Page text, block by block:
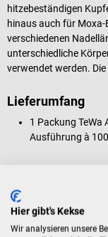
hitzebeständigen
hinaus auch für
verschiedenen
unterschiedliche
verwendet werden.
Lieferumfang
1 Packung
Ausführung à
Dieses Produkt ist
Hier gibt's Kekse
Wir analysieren unsere